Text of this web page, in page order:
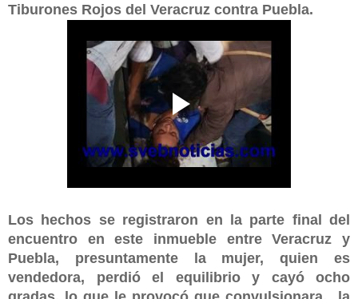
Tiburones Rojos del Veracruz contra Puebla.
Los hechos se registraron en la parte final del
encuentro en este inmueble entre Veracruz y
Puebla, presuntamente la mujer, quien es
vendedora, perdió el equilibrio y cayó ocho